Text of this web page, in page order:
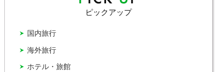
ピックアップ
ホテル・旅館
国内旅行
海外旅行